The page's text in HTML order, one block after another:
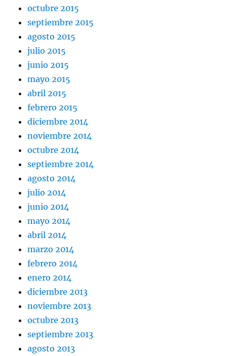
octubre 2015
septiembre 2015
agosto 2015
julio 2015
junio 2015
mayo 2015
abril 2015
febrero 2015
diciembre 2014
noviembre 2014
octubre 2014
septiembre 2014
agosto 2014
julio 2014
junio 2014
mayo 2014
abril 2014
marzo 2014
febrero 2014
enero 2014
diciembre 2013
noviembre 2013
octubre 2013
septiembre 2013
agosto 2013